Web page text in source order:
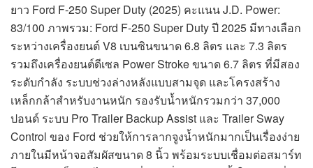
ยาว Ford F-250 Super Duty (2025) คะแนน J.D. Power:
83/100 ภาพรวม: Ford F-250 Super Duty ปี 2025 มีทางเลือก
ระหว่างเครื่องยนต์ V8 เบนซินขนาด 6.8 ลิตร และ 7.3 ลิตร
รวมถึงเครื่องยนต์ดีเซล Power Stroke ขนาด 6.7 ลิตร ที่มีสอง
ระดับกำลัง ระบบช่วงล่างหลังแบบสามจุด และโครงสร้าง
เหล็กกล้าสำหรับงานหนัก รองรับน้ำหนักรวมกว่า 37,000
ปอนด์ ระบบ Pro Trailer Backup Assist และ Trailer Sway
Control ของ Ford ช่วยให้การลากจูงน้ำหนักมากเป็นเรื่องง่าย
ภายในมีหน้าจอสัมผัสขนาด 8 นิ้ว พร้อมระบบเชื่อมต่อสมาร์ท